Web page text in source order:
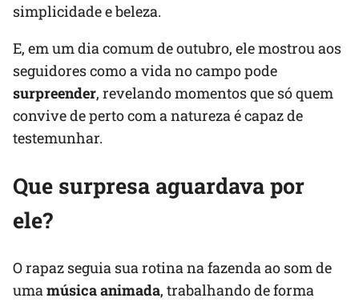
simplicidade e beleza.
E, em um dia comum de outubro, ele mostrou aos
seguidores como a vida no campo pode
surpreender, revelando momentos que só quem
convive de perto com a natureza é capaz de
testemunhar.
Que surpresa aguardava por
ele?
O rapaz seguia sua rotina na fazenda ao som de
umamúsica animada, trabalhando de forma